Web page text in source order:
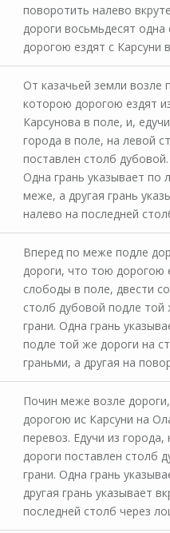
поворотить налево
дороги восьмьдесят
дорогою ездят с Карсуни
От казачьей земли возле
которою дорогою ездят
Карсунова в поле, и,
города в поле, на левой
поставлен столб
Одна грань указывает по
меже, а другая грань
налево на последней
Вперед по меже подле
дороги, что тою дорогою
слободы в поле, двести
столб дубовой подле
грани. Одна грань
подле той же дороги на
граньми, а другая на
Почин меже возле
дорогою ис Карсуни на
перевоз. Едучи из
дороги поставлен столб
грани. Одна грань
другая грань указывает
последней столб через